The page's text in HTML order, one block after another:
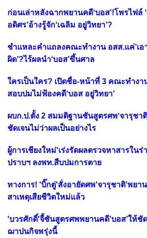
ก่อนเล่าหลังฉากพยานคดี‘บอส’!โพรไฟล์
อดิศร’อ้างรู้จัก‘เฉลิม อยู่วิทยา’?
ชำแหละคำแถลงคณะทำงาน อสส.แค่’เอ
ผิด’?ไร้ผลนำ‘บอส’ขึ้นศาล
ใครเป็นใคร? เปิดชื่อ-หน้าที่ 3 คณะทำงา
สอบปมไม่ฟ้องคดี‘บอส อยู่วิทยา’
ผบก.ป.ตั้ง 2 สมมติฐานชันสูตรศพ‘จารุชา
ชัดเจนไม่ว่าผลเป็นอย่างไร
ผู้การเชียงใหม่'เร่งรัดผลตรวจหาสารในร่
ปราบฯ ลงพท.สืบปมการตาย
ทางการ! 'บิ๊กตู่'สั่งอายัดศพ'จารุชาติ'พย
สาเหตุเสียชีวิตใหม่แล้ว
'บวรศักดิ์'จี้ชันสูตรศพพยานคดี’บอส’ให้ชั
ฌาปนกิจพรุ่งนี้